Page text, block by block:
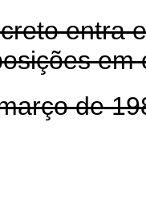
entra
em
de